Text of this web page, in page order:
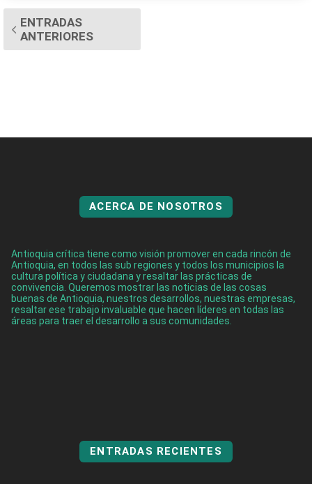
ENTRADAS
ANTERIORES
ACERCA DE NOSOTROS
Antioquia crítica tiene como visión promover en cada rincón de
Antioquia, en todos las sub regiones y todos los municipios la
cultura política y ciudadana y resaltar las prácticas de
convivencia. Queremos mostrar las noticias de las cosas
buenas de Antioquia, nuestros desarrollos, nuestras empresas,
resaltar ese trabajo invaluable que hacen líderes en todas las
áreas para traer el desarrollo a sus comunidades.
ENTRADAS RECIENTES